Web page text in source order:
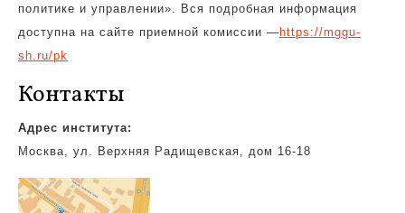
политике и управлении». Вся подробная информация
доступна на сайте приемной комиссии —https://mggu-
sh.ru/pk
Контакты
Адрес института:
Москва, ул. Верхняя Радищевская, дом 16-18